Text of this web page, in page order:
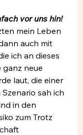
vor uns hin!
mein Leben
auch mit
ich an dieses
ganz neue
laut, die einer
sah ich
in den
zum Trotz